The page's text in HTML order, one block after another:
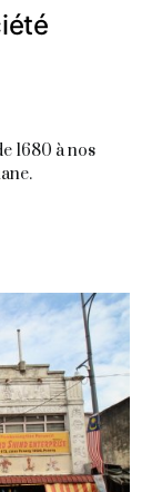
1680 à nos